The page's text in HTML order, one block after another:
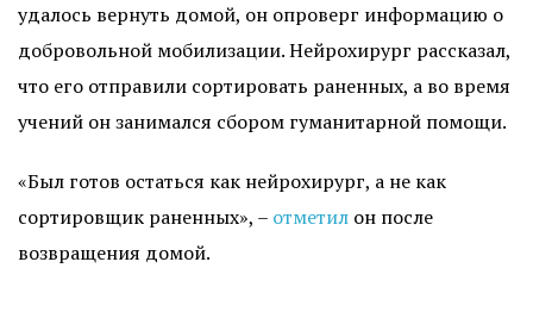
удалось вернуть домой, он опроверг информацию о
добровольной мобилизации. Нейрохирург рассказал,
что его отправили сортировать раненных, а во время
учений он занимался сбором гуманитарной помощи.
«Был готов остаться как нейрохирург, а не как
сортировщик раненных», – отметил он после
возвращения домой.